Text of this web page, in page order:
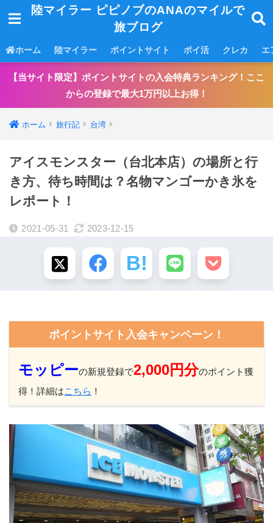
陸マイラー ピピノブのANAのマイルで
旅ブログ
ホーム 陸マイラー ポイントサイト ポイ活 クレカ エ
【当サイト限定】ポイントサイトの入会特典ランキング！ここ
からの登録で最大1万円以上お得！
ホーム 旅行記 台湾
アイスモンスター（台北本店）の場所と行
き方、待ち時間は？名物マンゴーかき氷を
レポート！
2021-05-31 2023-12-15
ポイントサイト入会キャンペーン！
モッピーの新規登録で2,000円分のポイント獲
得！詳細はこちら ！